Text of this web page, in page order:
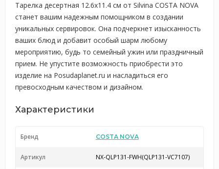
Тарелка десертная 12.6x11.4 см от Silvina COSTA NOVA
станет вашим надежным помощником в создании
уникальных сервировок. Она подчеркнет изысканность
ваших блюд и добавит особый шарм любому
мероприятию, будь то семейный ужин или праздничный
прием. Не упустите возможность приобрести это
изделие на Posudaplanet.ru и насладиться его
превосходным качеством и дизайном.
Характеристики
Бренд COSTA NOVA
Артикул NX-QLP131-FWH(QLP131-VC7107)